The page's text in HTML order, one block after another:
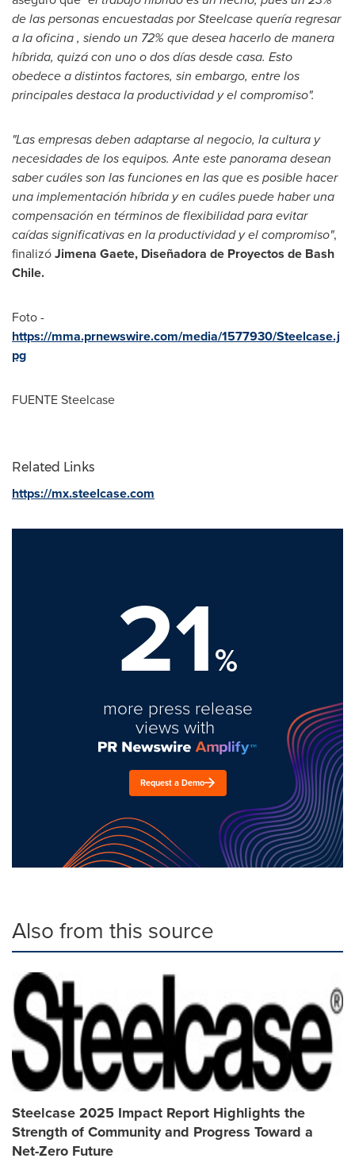
de las personas encuestadas por Steelcase quería regresar
a la oficina , siendo un 72% que desea hacerlo de manera
híbrida, quizá con uno o dos días desde casa. Esto
obedece a distintos factores, sin embargo, entre los
principales destaca la productividad y el compromiso".
"Las empresas deben adaptarse al negocio, la cultura y
necesidades de los equipos. Ante este panorama desean
saber cuáles son las funciones en las que es posible hacer
una implementación híbrida y en cuáles puede haber una
compensación en términos de flexibilidad para evitar
caídas significativas en la productividad y el compromiso",
finalizóJimena Gaete, Diseñadora de Proyectos de Bash
Chile.
Foto -
https://mma.prnewswire.com/media/1577930/Steelcase.j
pg
FUENTE Steelcase
Related Links
https://mx.steelcase.com
21%
more press release
views with
Request a Demo
Also from this source
Steelcase 2025 Impact Report Highlights the
Strength of Community and Progress Toward a
Net-Zero Future